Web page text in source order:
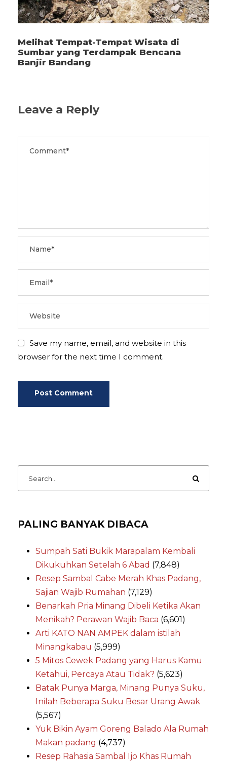
Melihat Tempat-Tempat Wisata di
Sumbar yang Terdampak Bencana
Banjir Bandang
Leave a Reply
Save my name, email, and website in this
browser for the next time I comment.
PALING BANYAK DIBACA
Sumpah Sati Bukik Marapalam Kembali
Dikukuhkan Setelah 6 Abad (7,848)
Resep Sambal Cabe Merah Khas Padang,
Sajian Wajib Rumahan (7,129)
Benarkah Pria Minang Dibeli Ketika Akan
Menikah? Perawan Wajib Baca (6,601)
Arti KATO NAN AMPEK dalam istilah
Minangkabau (5,999)
5 Mitos Cewek Padang yang Harus Kamu
Ketahui, Percaya Atau Tidak? (5,623)
Batak Punya Marga, Minang Punya Suku,
Inilah Beberapa Suku Besar Urang Awak
(5,567)
Yuk Bikin Ayam Goreng Balado Ala Rumah
Makan padang (4,737)
Resep Rahasia Sambal Ijo Khas Rumah